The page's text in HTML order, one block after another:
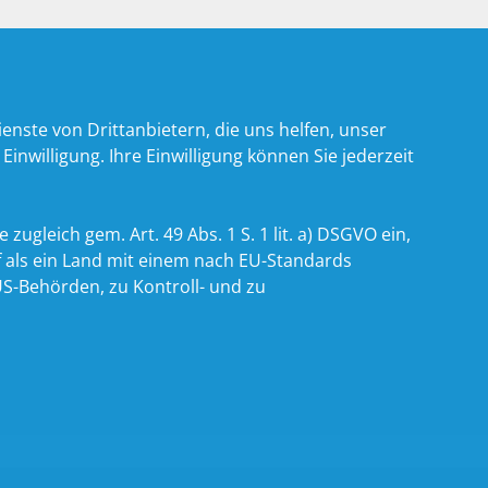
von Drittanbietern, die uns helfen, unser
Ihre Einwilligung können Sie jederzeit
gem. Art. 49 Abs. 1 S. 1 lit. a) DSGVO ein,
ein Land mit einem nach EU-Standards
Behörden, zu Kontroll- und zu